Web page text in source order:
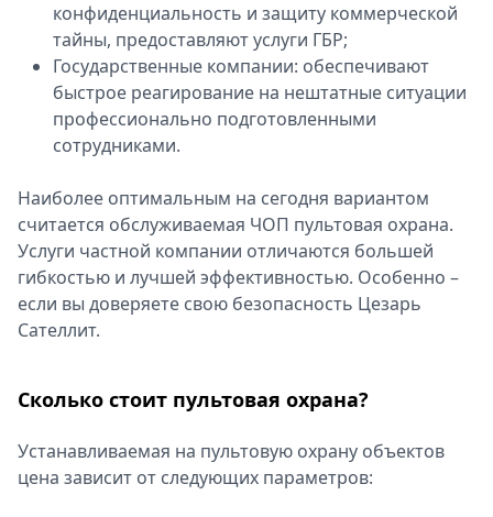
конфиденциальность и защиту коммерческой
тайны, предоставляют услуги ГБР;
Государственные компании: обеспечивают
быстрое реагирование на нештатные ситуации
профессионально подготовленными
сотрудниками.
Наиболее оптимальным на сегодня вариантом
считается обслуживаемая ЧОП пультовая охрана.
Услуги частной компании отличаются большей
гибкостью и лучшей эффективностью. Особенно –
если вы доверяете свою безопасность Цезарь
Сателлит.
Сколько стоит пультовая охрана?
Устанавливаемая на пультовую охрану объектов
цена зависит от следующих параметров: